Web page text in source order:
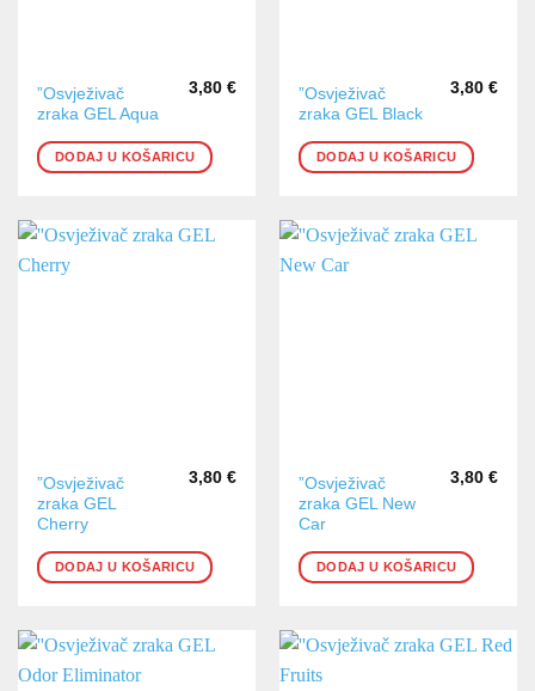
”Osvježivač
zraka GEL Aqua
3,80 €
DODAJ U KOŠARICU
”Osvježivač
zraka GEL Black
3,80 €
DODAJ U KOŠARICU
”Osvježivač
zraka GEL
Cherry
3,80 €
DODAJ U KOŠARICU
”Osvježivač
zraka GEL New
Car
3,80 €
DODAJ U KOŠARICU